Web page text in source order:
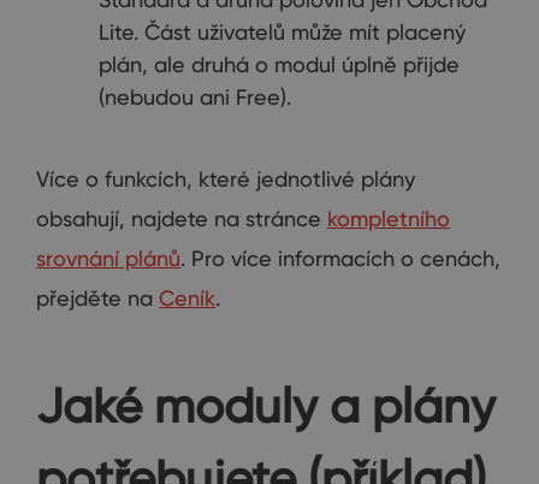
Lite. Část uživatelů může mít placený
plán, ale druhá o modul úplně přijde
(nebudou ani Free).
Více o funkcích, které jednotlivé plány
obsahují, najdete na stránce kompletního
srovnání plánů. Pro více informacích o cenách,
přejděte na Ceník.
Jaké moduly a plány